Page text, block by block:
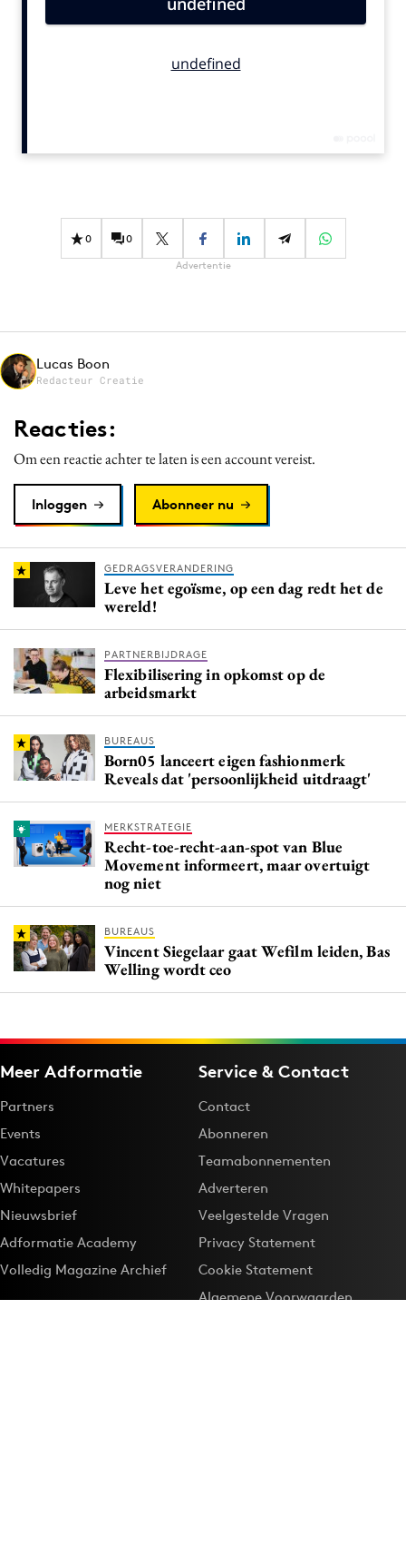
Contentmarketing
Digital transformation
Gedragsverandering
Influencer marketing
Merkstrategie
Programmatic
Purpose Marketing
Reputatie & crisis
0 0
Advertentie
Lucas Boon
Redacteur Creatie
Reacties:
Om een reactie achter te laten is een account vereist.
Inloggen Abonneer nu
GEDRAGSVERANDERING
Leve het egoïsme, op een dag redt het de
wereld!
PARTNERBIJDRAGE
Flexibilisering in opkomst op de
arbeidsmarkt
BUREAUS
Born05 lanceert eigen fashionmerk
Reveals dat 'persoonlijkheid uitdraagt'
MERKSTRATEGIE
Recht-toe-recht-aan-spot van Blue
Movement informeert, maar overtuigt
nog niet
BUREAUS
Vincent Siegelaar gaat Wefilm leiden, Bas
Welling wordt ceo
Meer Adformatie
Partners
Events
Vacatures
Whitepapers
Nieuwsbrief
Adformatie Academy
Volledig Magazine Archief
Service & Contact
Contact
Abonneren
Teamabonnementen
Adverteren
Veelgestelde Vragen
Privacy Statement
Cookie Statement
Algemene Voorwaarden